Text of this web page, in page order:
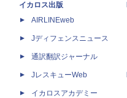
イカロス出版
AIRLINEweb
Jディフェンスニュース
通訳翻訳ジャーナル
JレスキューWeb
イカロスアカデミー